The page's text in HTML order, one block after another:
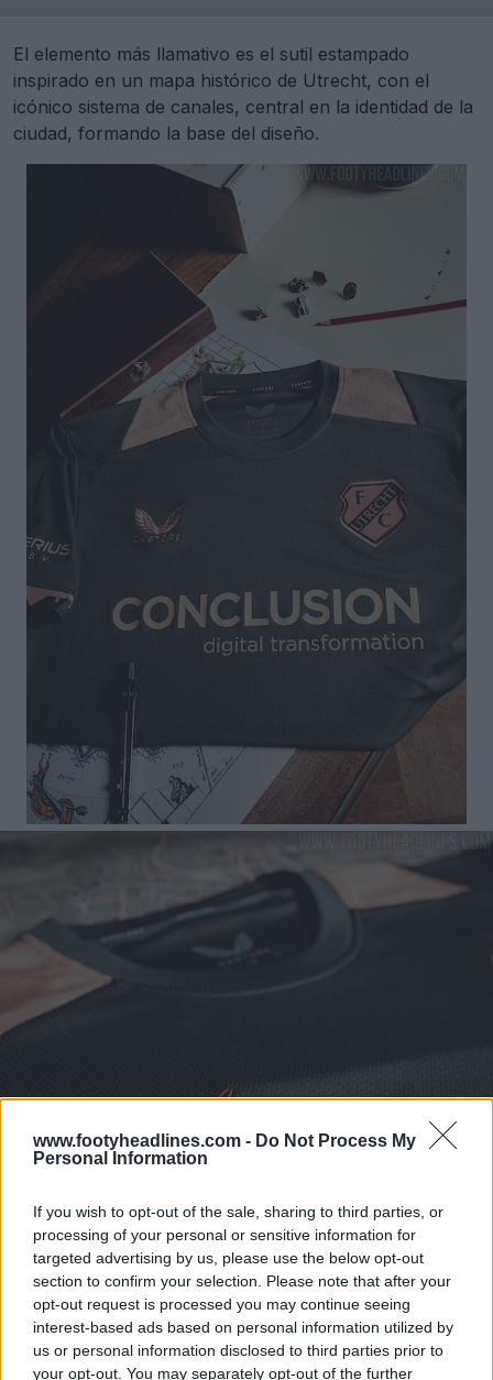
www.footyheadlines.com - Do Not Process My
Personal Information
If you wish to opt-out of the sale, sharing to third parties, or
processing of your personal or sensitive information for
targeted advertising by us, please use the below opt-out
section to confirm your selection. Please note that after your
opt-out request is processed you may continue seeing
interest-based ads based on personal information utilized by
us or personal information disclosed to third parties prior to
your opt-out. You may separately opt-out of the further
El elemento más llamativo es el sutil estampado
inspirado en un mapa histórico de Utrecht, con el
icónico sistema de canales, central en la identidad de la
ciudad, formando la base del diseño.